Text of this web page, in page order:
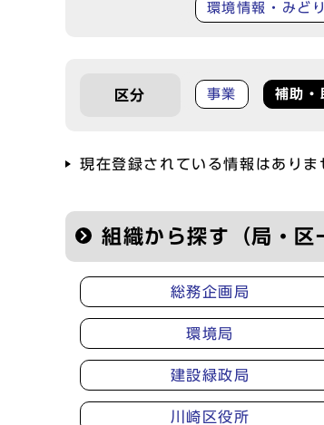
環境情報・みど
区分 事業 補助・
現在登録されている情報はありま
組織から探す（局・区
総務企画局
環境局
建設緑政局
川崎区役所